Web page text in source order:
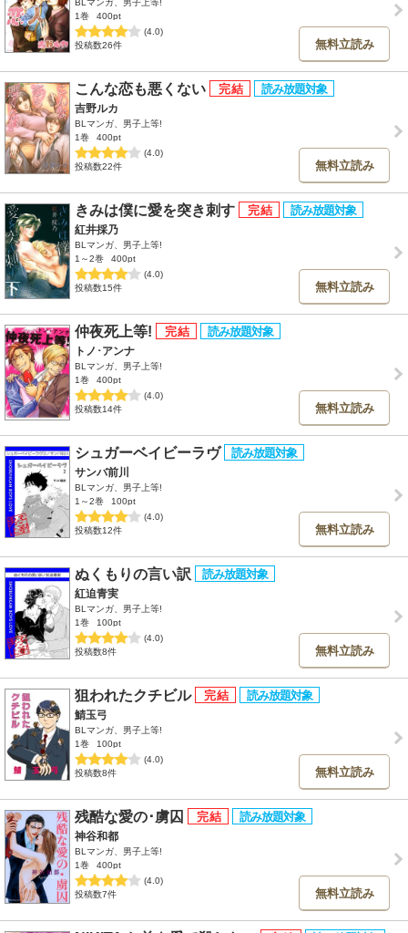
1巻
400pt
(4.0)
投稿数26件
無料立読み
こんな恋も悪くない
吉野ルカ
BLマンガ、男子上等!
1巻
400pt
(4.0)
投稿数22件
無料立読み
きみは僕に愛を突き刺す
紅井採乃
BLマンガ、男子上等!
1～2巻
400pt
(4.0)
投稿数15件
無料立読み
仲夜死上等!
トノ･アンナ
BLマンガ、男子上等!
1巻
400pt
(4.0)
投稿数14件
無料立読み
シュガーベイビーラヴ
サンバ前川
BLマンガ、男子上等!
1～2巻
100pt
(4.0)
投稿数12件
無料立読み
ぬくもりの言い訳
紅迫青実
BLマンガ、男子上等!
1巻
100pt
(4.0)
投稿数8件
無料立読み
狙われたクチビル
鯖玉弓
BLマンガ、男子上等!
1巻
100pt
(4.0)
投稿数8件
無料立読み
残酷な愛の･虜囚
神谷和都
BLマンガ、男子上等!
1巻
400pt
(4.0)
投稿数7件
無料立読み